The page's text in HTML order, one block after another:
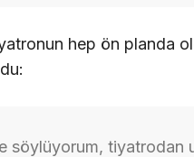
hep ön planda
söylüyorum, tiyatrodan